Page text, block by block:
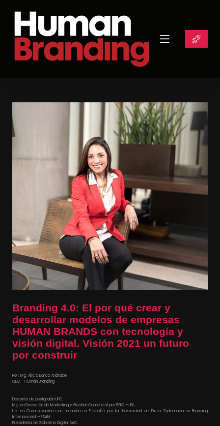
Branding 4.0: El por qué crear y
desarrollar modelos de empresas
HUMAN BRANDS con tecnología y
visión digital. Visión 2021 un futuro
por construir
Por: Mg. Alicia Barco Andrade
CEO – Human Branding
Docente de postgrado UPC.
Mg. en Dirección de Marketing y Gestión Comercial por ESIC – USIL.
Lic. en Comunicación con mención en Filosofía por la Universidad de Piura. Diplomada en Branding
Internacional – ESAN.
Presidenta de Gobierno Digital SAC.